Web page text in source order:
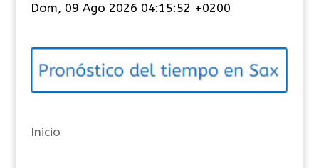
e
o
í
s
Dom, 09 Ago 2026 04:15:53 +0200
Inicio